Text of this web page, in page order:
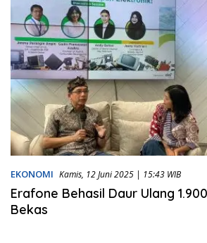
EKONOMI Kamis, 12 Juni 2025 | 15:43 WIB
Erafone Behasil Daur Ulang
Bekas